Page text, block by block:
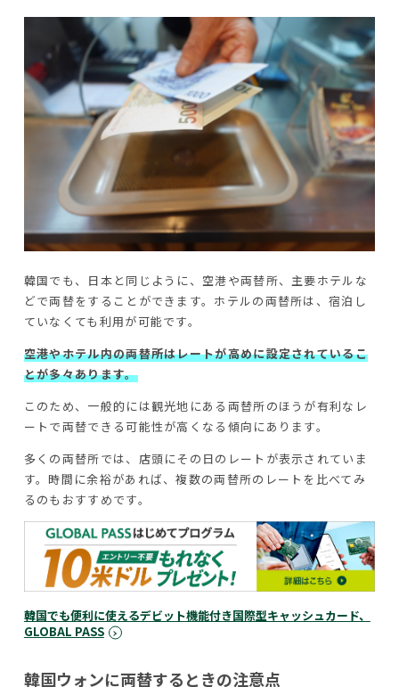
韓国でも、日本と同じように、空港や両替所、主要ホテルな
どで両替をすることができます。ホテルの両替所は、宿泊し
ていなくても利用が可能です。
空港やホテル内の両替所はレートが高めに設定されているこ
とが多々あります。
このため、一般的には観光地にある両替所のほうが有利なレ
ートで両替できる可能性が高くなる傾向にあります。
多くの両替所では、店頭にその日のレートが表示されていま
す。時間に余裕があれば、複数の両替所のレートを比べてみ
るのもおすすめです。
韓国でも便利に使えるデビット機能付き国際型キャッシュカード、
GLOBAL PASS
韓国ウォンに両替するときの注意点